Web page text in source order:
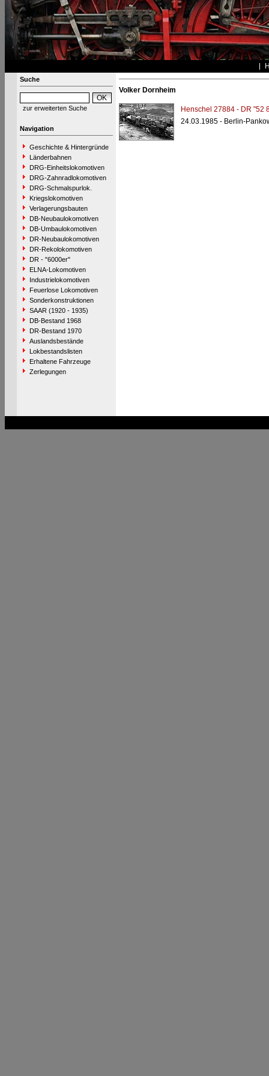
Suche
zur erweiterten Suche
Navigation
Geschichte & Hintergründe
Länderbahnen
DRG-Einheitslokomotiven
DRG-Zahnradlokomotiven
DRG-Schmalspurlok.
Kriegslokomotiven
Verlagerungsbauten
DB-Neubaulokomotiven
DB-Umbaulokomotiven
DR-Neubaulokomotiven
DR-Rekolokomotiven
DR - "6000er"
ELNA-Lokomotiven
Industrielokomotiven
Feuerlose Lokomotiven
Sonderkonstruktionen
SAAR (1920 - 1935)
DB-Bestand 1968
DR-Bestand 1970
Auslandsbestände
Lokbestandslisten
Erhaltene Fahrzeuge
Zerlegungen
Volker Dornheim
Henschel 27884 - DR "52
24.03.1985 - Berlin-